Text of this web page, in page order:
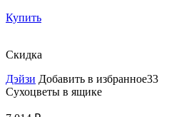
Купить
Скидка
Дэйзи Добавить в избранное33
Сухоцветы в ящике